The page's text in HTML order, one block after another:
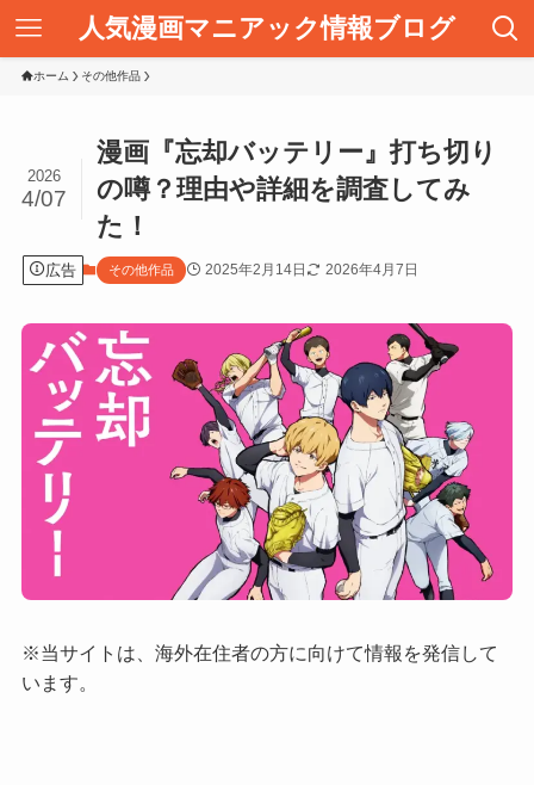
人気漫画マニアック情報ブログ
ホーム その他作品
漫画『忘却バッテリー』打ち切り
の噂？理由や詳細を調査してみ
た！
2026
4/07
広告 その他作品 2025年2月14日 2026年4月7日
※当サイトは、海外在住者の方に向けて情報を発信して
います。